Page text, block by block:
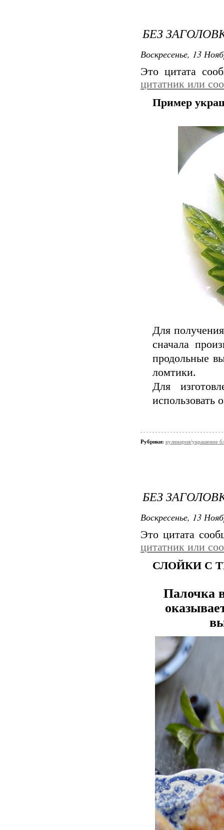
БЕЗ
Воскресенье, 13
Это цитата
цитатник или
Пример
Для
сначала
продольные
ломтики.
Для
использовать
Рубрики: кулинария/украшение
БЕЗ
Воскресенье, 13
Это цитата
цитатник или
СЛОЙКИ С
Палочка